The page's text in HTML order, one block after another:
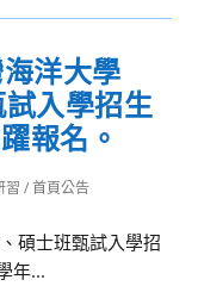
洋大學
入學招生
報名。
習 / 首頁公告
碩士班甄試入學招
年...